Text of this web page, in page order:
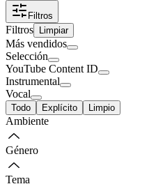
Filtros
Filtros Limpiar
Más vendidos
Selección
YouTube Content ID
Instrumental
Vocal
Todo Explícito Limpio
Ambiente
Género
Tema